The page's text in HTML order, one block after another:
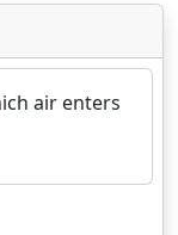
air enters